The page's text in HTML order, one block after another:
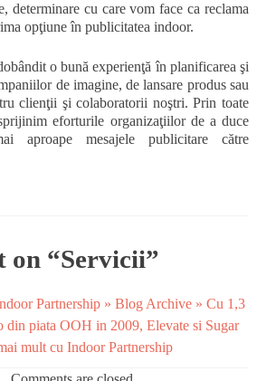
determinare cu care vom face ca reclama
opţiune în publicitatea indoor.
o bună experienţă în planificarea şi
de imagine, de lansare produs sau
clienţii şi colaboratorii noştri. Prin toate
eforturile organizaţiilor de a duce
aproape mesajele publicitare către
on “Servicii”
Partnership » Blog Archive » Cu 1,3
din piata OOH in 2009, Elevate si Sugar
mult cu Indoor Partnership